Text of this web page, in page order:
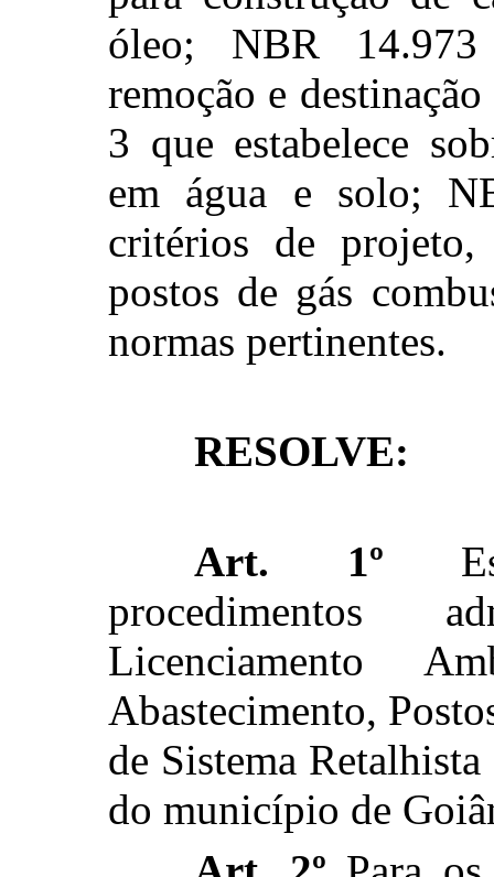
óleo; NBR 14.973
remoção e
3 que estabelece
em água e solo;
critérios de projeto,
postos de gás
normas pertinentes.
RESOLVE:
Art. 1º
procedimentos
Licenciamento
Abastecimento,
de Sistema
do município de